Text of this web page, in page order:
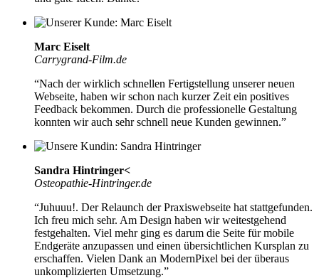
Marc Eiselt
Carrygrand-Film.de
“Nach derwirklich schnellen Fertigstellung unserer neuen
Webseite, haben wir schon nach kurzer Zeit ein positives
Feedback bekommen. Durch die professionelle Gestaltung
konnten wir auch sehr schnell neue Kunden gewinnen.”
Sandra Hintringer<
Osteopathie-Hintringer.de
“Juhuuu!. Der Relaunch der Praxiswebseite hat stattgefunden.
Ich freu mich sehr. Am Design haben wir weitestgehend
festgehalten. Viel mehr ging es darum die Seite für mobile
Endgeräte anzupassen und einen übersichtlichen Kursplan zu
erschaffen. Vielen Dank an ModernPixel bei derüberaus
unkomplizierten Umsetzung.”